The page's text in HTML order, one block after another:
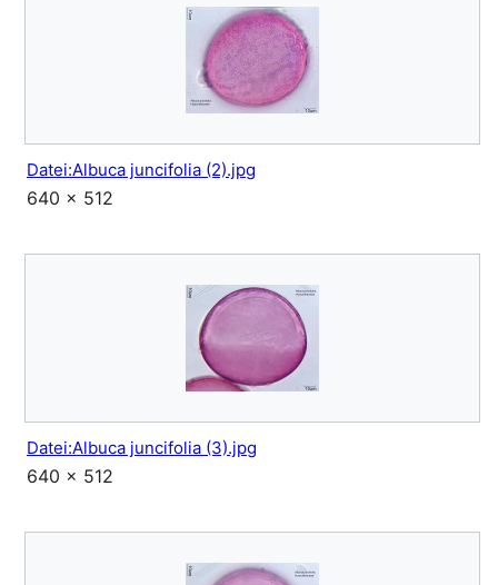
Datei:Albuca juncifolia (2).jpg
640 × 512
Datei:Albuca juncifolia (3).jpg
640 × 512